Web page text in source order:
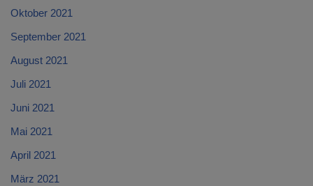
Oktober 2021
September 2021
August 2021
Juli 2021
Juni 2021
Mai 2021
April 2021
März 2021